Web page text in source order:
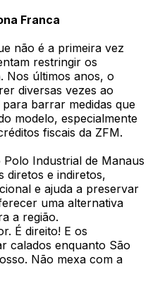
Franca
não é a primeira vez
restringir os
Nos últimos anos, o
diversas vezes ao
barrar medidas que
modelo, especialmente
fiscais da ZFM.
Industrial de Manaus
diretos e indiretos,
e ajuda a preservar
uma alternativa
a região.
É direito! E os
calados enquanto São
Não mexa com a